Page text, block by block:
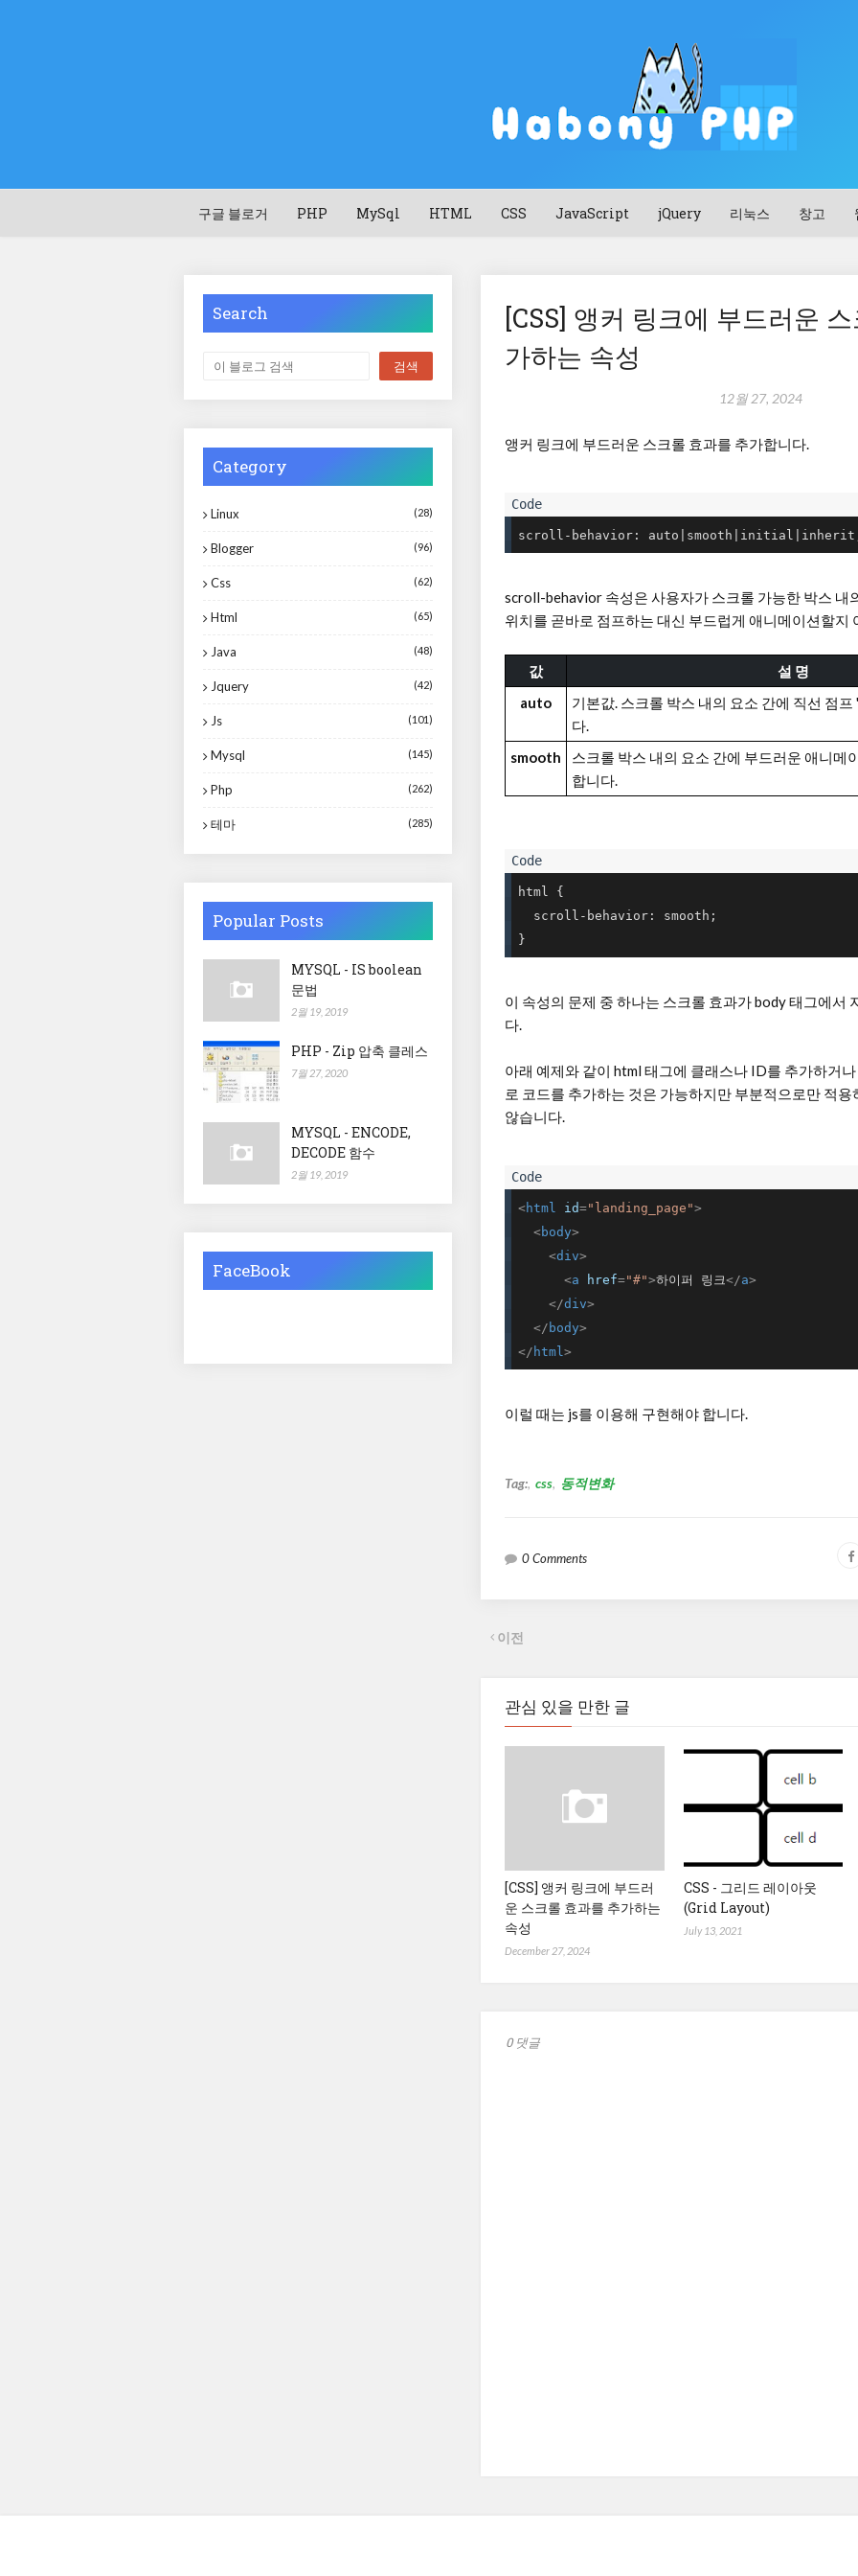
구글 블로거 PHP MySql HTML CSS JavaScript jQuery 리눅스 창고
[CSS] 앵커 링크에 부드러운
가하는 속성
12월 27, 2024
앵커 링크에 부드러운 스크롤 효과를 추가합니다.
scroll-behavior:
scroll-behavior 속성은 사용자가 스크롤 가능한 박스 내
위치를 곧바로 점프하는 대신 부드럽게 애니메이션할지
값
설 명
auto
기본값. 스크롤 박스 내의 요소 간에 직선 점
다.
smooth
스크롤 박스 내의 요소 간에 부드러운 애니메
합니다.
html {
  scroll-behavior: smooth;
}
이 속성의 문제 중 하나는 스크롤 효과가 body 태그에서
다.
아래 예제와 같이 html 태그에 클래스나 ID를 추가하거
로 코드를 추가하는 것은 가능하지만 부분적으로만 적
않습니다.
<html id="landing_page">
<body>
<div>
<a href="#">하이퍼 링크</a>
</div>
</ body>
</ html >
이럴 때는 js를 이용해 구현해야 합니다.
Tag: css 동적변화
0 Comments
이전
관심 있을 만한 글
[CSS] 앵커 링크에 부드러
운 스크롤 효과를 추가하는
속성
December 27, 2024
CSS - 그리드 레이아웃
(Grid Layout)
July 13, 2021
0 댓글
Search
Category
Linux (28)
Blogger (96)
Css (62)
Html (65)
Java (48)
Jquery (42)
Js (101)
Mysql (145)
Php (262)
테마 (285)
Popular Posts
MYSQL - IS boolean
문법
2월 19, 2019
PHP - Zip 압축 클레스
7월 27, 2020
MYSQL - ENCODE,
DECODE 함수
2월 19, 2019
FaceBook